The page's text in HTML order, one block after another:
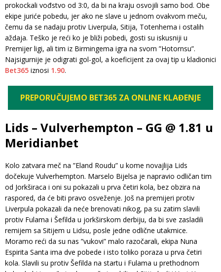
prokockali vođstvo od 3:0, da bi na kraju osvojili samo bod. Obe
ekipe juriće pobedu, jer ako ne slave u jednom ovakvom meču,
čemu da se nadaju protiv Liverpula, Sitija, Totenhema i ostalih
aždaja. Teško je reći ko je bliži pobedi, gosti su iskusniji u
Premijer ligi, ali tim iz Birmingema igra na svom ”Hotornsu”.
Najsigurnije je odigrati gol-gol, a koeficijent za ovaj tip u kladionici
Bet365 iznosi 1.90.
PREPORUČUJEMO BET365 ZA ONLINE KLAĐENJE
Lids – Vulverhempton – GG @ 1.81 u
Meridianbet
Kolo zatvara meč na ”Eland Roudu” u kome novajlija Lids
dočekuje Vulverhempton. Marselo Bijelsa je napravio odličan tim
od Jorkširaca i oni su pokazali u prva četiri kola, bez obzira na
raspored, da će biti pravo osveženje. Još na premijeri protiv
Liverpula pokazali da neće brenovati nikog, pa su zatim slavili
protiv Fulama i Šefilda u jorkširskom derbiju, da bi sve zasladili
remijem sa Sitijem u Lidsu, posle jedne odlične utakmice.
Moramo reći da su nas ”vukovi” malo razočarali, ekipa Nuna
Espirita Santa ima dve pobede i isto toliko poraza u prva četiri
kola. Slavili su protiv Šefilda na startu i Fulama u prethodnom